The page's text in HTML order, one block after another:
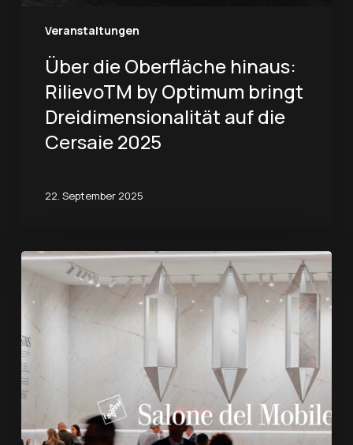
Veranstaltungen
Über die Oberfläche hinaus:
RilievoTM by Optimum bringt
Dreidimensionalität auf die
Cersaie 2025
22. September 2025
Optimum
präsentiert
Crystals
auf
dem
Salone
del